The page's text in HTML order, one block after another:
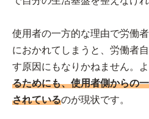
使用者の一方的な理由で労働
におかれてしまうと、労働者
す原因にもなりかねません。よ
るためにも、使用者側からの
されているのが現状です。